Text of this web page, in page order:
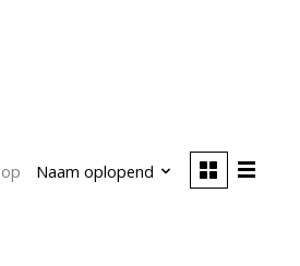
Naam oplopend